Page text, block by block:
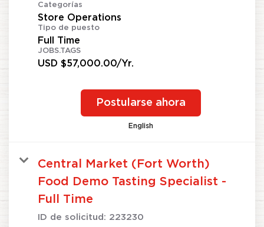
Categorías
Store Operations
Tipo de puesto
Full Time
JOBS.TAGS
USD $57,000.00/Yr.
Postularse ahora
English
Central Market (Fort Worth)
Food Demo Tasting Specialist -
Full Time
ID de solicitud: 223230